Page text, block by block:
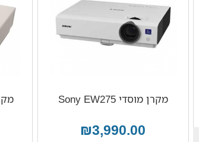
מקרן מוסדי Sony EW275
₪3,990.00